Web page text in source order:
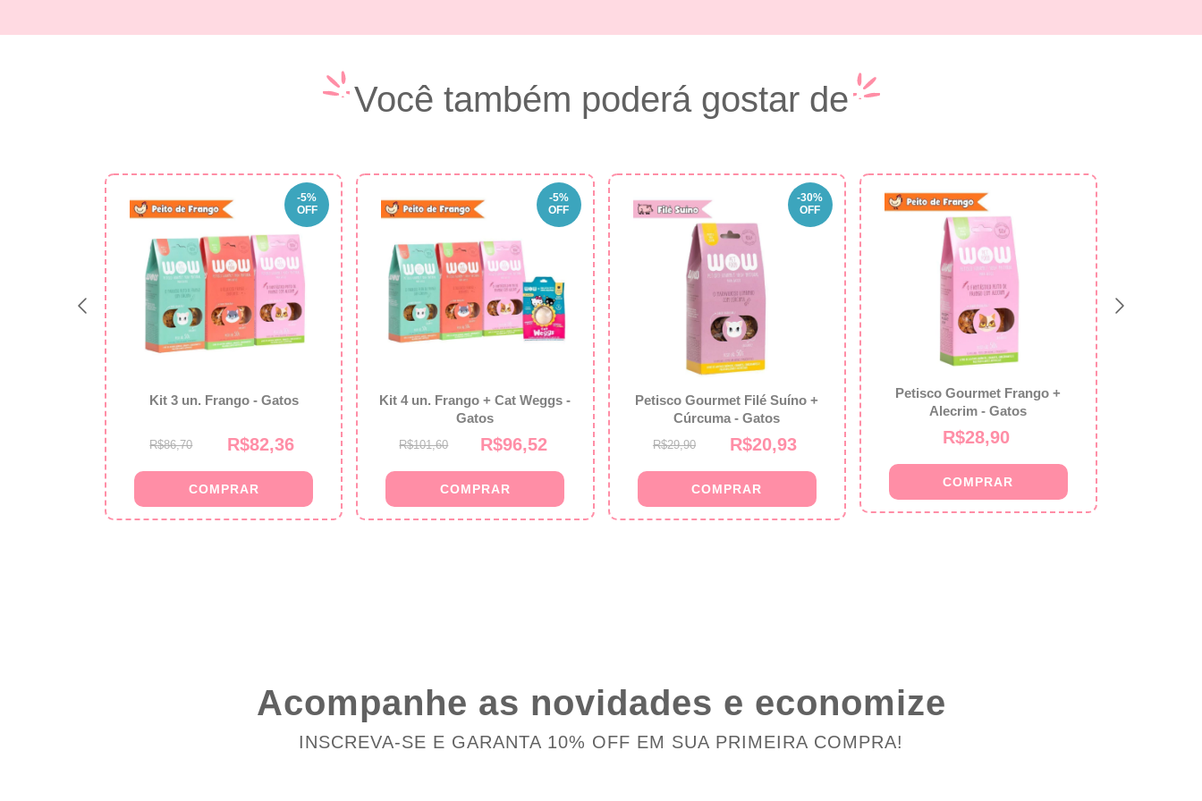
Você também poderá gostar de
-5%
OFF
Kit 3 un. Frango - Gatos
R$86,70 R$82,36
-5%
OFF
Kit 4 un. Frango + Cat Weggs -
Gatos
R$101,60 R$96,52
-30%
OFF
Petisco Gourmet Filé Suíno +
Cúrcuma - Gatos
R$29,90 R$20,93
Petisco Gourmet Frango +
Alecrim - Gatos
R$28,90
Acompanhe as novidades e economize
INSCREVA-SE E GARANTA 10% OFF EM SUA PRIMEIRA COMPRA!